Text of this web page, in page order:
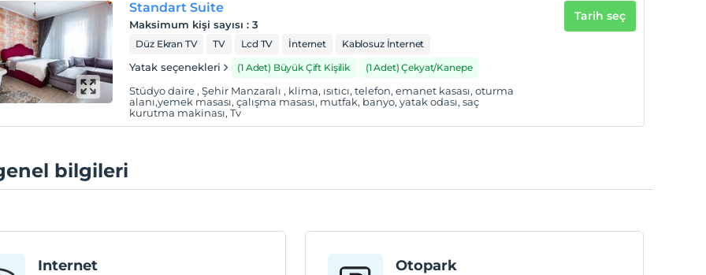
Standart Suite
Maksimum kişi sayısı :3
Düz Ekran TV TV Lcd TV İnternet Kablosuz İnternet
Yatak seçenekleri (1 Adet) Büyük Çift Kişilik (1 Adet) Çekyat/Kanepe
Stüdyo daire , Şehir Manzaralı , klima, ısıtıcı, telefon, emanet kasası, oturma
alanı,yemek masası, çalışma masası, mutfak, banyo, yatak odası, saç
kurutma makinası, Tv
Tarih seç
bilgileri
Internet Otopark